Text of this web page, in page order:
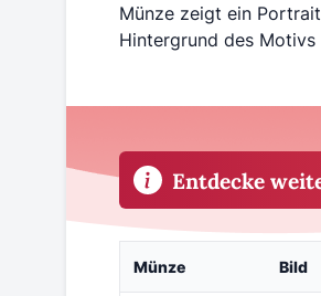
Münze zeigt ein
Hintergrund des
Entdecke
Münze Bild